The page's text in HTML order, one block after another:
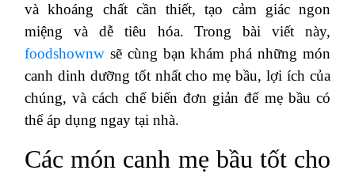
và khoáng chất cần thiết, tạo cảm giác ngon
miệng và dễ tiêu hóa. Trong bài viết này,
foodshownw sẽ cùng bạn khám phá những món
canh dinh dưỡng tốt nhất cho mẹ bầu, lợi ích của
chúng, và cách chế biến đơn giản để mẹ bầu có
thể áp dụng ngay tại nhà.
Các món canh mẹ bầu tốt cho